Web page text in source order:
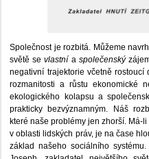
Společnost je rozbitá. Můžeme
světě sevlastní a společenský
negativní trajektorie včetně rostoucí
rozmanitosti a růstu ekonomické
ekologického kolapsu a
prakticky bezvýznamným. Náš
které naše problémy jen zhorší. Má-
v oblasti lidských práv, je na čase
základ našeho sociálního